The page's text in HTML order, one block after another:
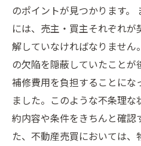
のポイントが見つかります。
には、売主・買主それぞれ
解していなければなりませ
の欠陥を隠蔽していたこと
補修費用を負担することにな
ました。このような不条理
約内容や条件をきちんと確認
た、不動産売買においては